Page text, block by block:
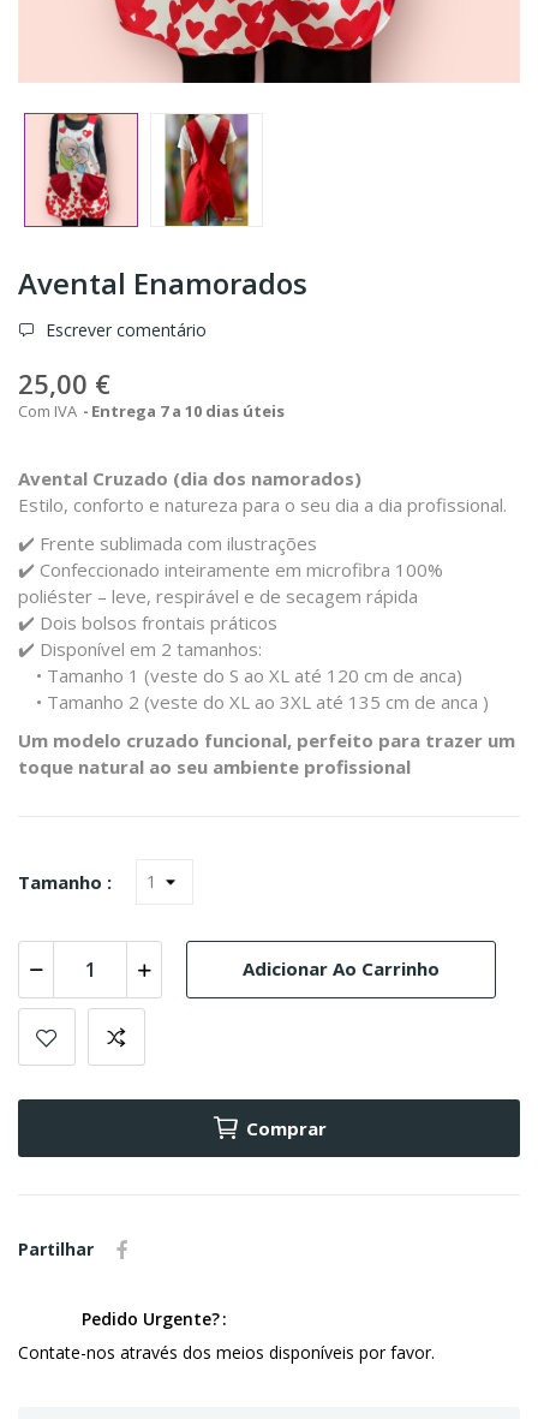
Avental Enamorados
Escrever comentário
25,00 €
Com IVA Entrega 7 a 10 dias úteis
Avental Cruzado (dia dos namorados)
Estilo, conforto e natureza para o seu dia a dia profissional.
✔️ Frente sublimada com ilustrações
✔️ Confeccionado inteiramente em microfibra 100%
poliéster – leve, respirável e de secagem rápida
✔️ Dois bolsos frontais práticos
✔️ Disponível em 2 tamanhos:
• Tamanho 1 (veste do S ao XL até 120 cm de anca)
• Tamanho 2 (veste do XL ao 3XL até 135 cm de anca )
Um modelo cruzado funcional, perfeito para trazer um
toque natural ao seu ambiente profissional
Tamanho :
Adicionar Ao Carrinho
Comprar
Partilhar
Pedido Urgente?
Contate-nos através dos meios disponíveis por favor.